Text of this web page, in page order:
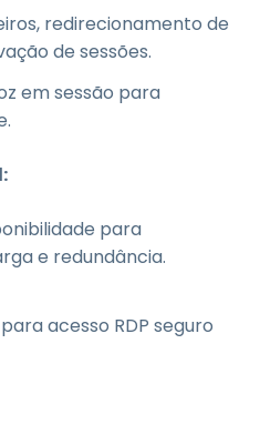
redirecionamento de
de sessões.
em sessão para
para
e redundância.
acesso RDP seguro